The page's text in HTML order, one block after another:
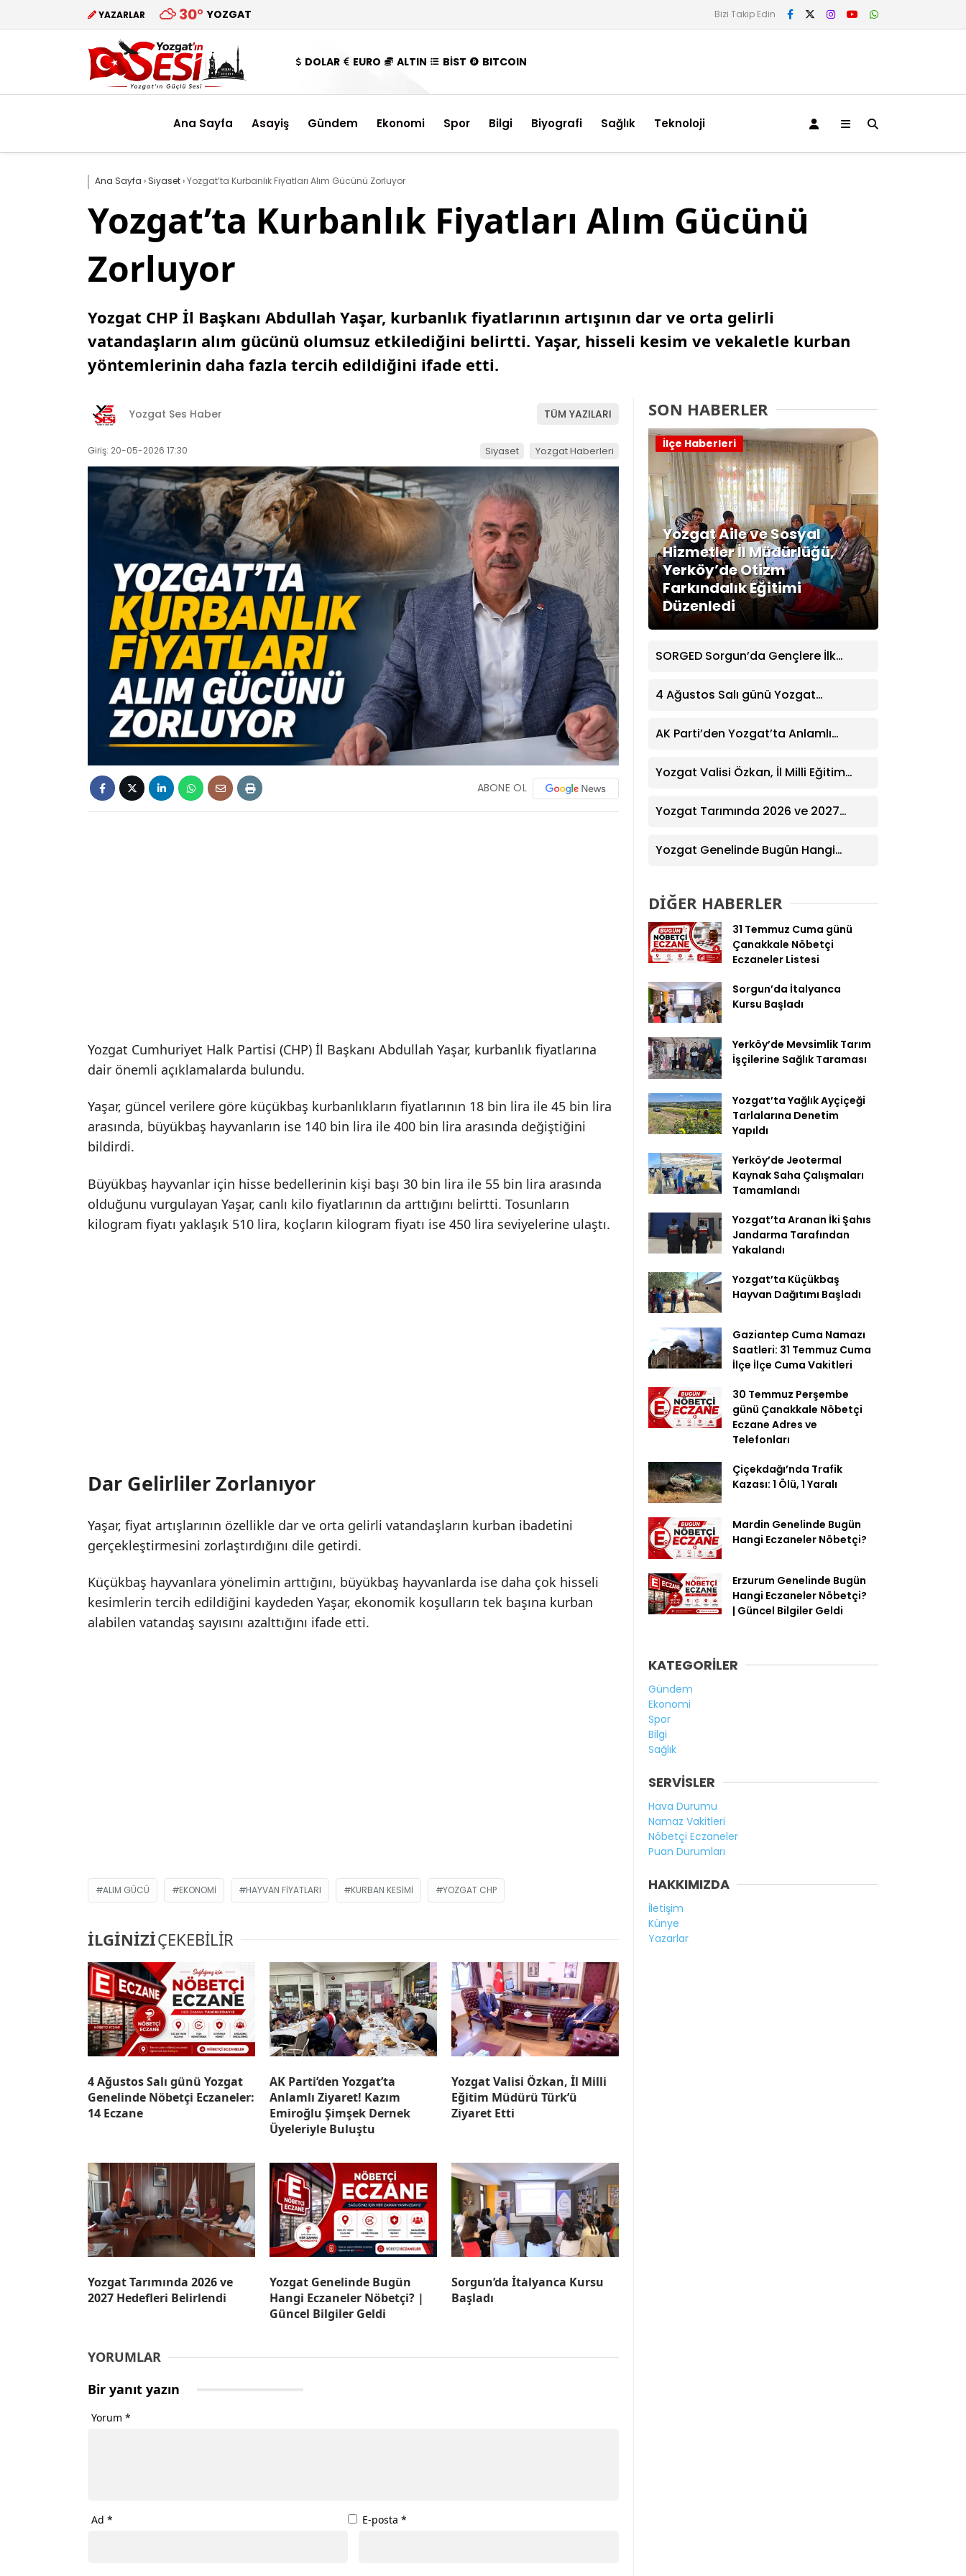
YAZARLAR 30° YOZGAT Bizi Takip Edin
DOLAR EURO ALTIN BİST BITCOIN
Ana Sayfa Asayiş Gündem Ekonomi Spor Bilgi Biyografi Sağlık Teknoloji
Ana Sayfa › Siyaset›Yozgat’ta Kurbanlık Fiyatları Alım Gücünü Zorluyor
Yozgat’ta Kurbanlık Fiyatları Alım Gücünü
Zorluyor
Yozgat CHP İl Başkanı Abdullah Yaşar, kurbanlık fiyatlarının artışının dar ve orta gelirli
vatandaşların alım gücünü olumsuz etkilediğini belirtti. Yaşar, hisseli kesim ve vekaletle kurban
yöntemlerinin daha fazla tercih edildiğini ifade etti.
Yozgat Ses Haber TÜM YAZILARI
Giriş: 20-05-2026 17:30 Siyaset Yozgat Haberleri
ABONE OL
Yozgat Cumhuriyet Halk Partisi (CHP) İl Başkanı Abdullah Yaşar, kurbanlık fiyatlarına
dair önemli açıklamalarda bulundu.
Yaşar, güncel verilere göre küçükbaş kurbanlıkların fiyatlarının 18 bin lira ile 45 bin lira
arasında, büyükbaş hayvanların ise 140 bin lira ile 400 bin lira arasında değiştiğini
bildirdi.
Büyükbaş hayvanlar için hisse bedellerinin kişi başı 30 bin lira ile 55 bin lira arasında
olduğunu vurgulayan Yaşar, canlı kilo fiyatlarının da arttığını belirtti. Tosunların
kilogram fiyatı yaklaşık 510 lira, koçların kilogram fiyatı ise 450 lira seviyelerine ulaştı.
Dar Gelirliler Zorlanıyor
Yaşar, fiyat artışlarının özellikle dar ve orta gelirli vatandaşların kurban ibadetini
gerçekleştirmesini zorlaştırdığını dile getirdi.
Küçükbaş hayvanlara yönelimin arttığını, büyükbaş hayvanlarda ise daha çok hisseli
kesimlerin tercih edildiğini kaydeden Yaşar, ekonomik koşulların tek başına kurban
alabilen vatandaş sayısını azalttığını ifade etti.
ALIM GÜCÜ EKONOMI HAYVAN FIYATLARI KURBAN KESIMI YOZGAT CHP
İLGİNİZİÇEKEBİLİR
4 Ağustos Salı günü Yozgat
Genelinde Nöbetçi Eczaneler:
14 Eczane
AK Parti’den Yozgat’ta
Anlamlı Ziyaret! Kazım
Emiroğlu Şimşek Dernek
Üyeleriyle Buluştu
Yozgat Valisi Özkan, İl Milli
Eğitim Müdürü Türk’ü
Ziyaret Etti
Yozgat Tarımında 2026 ve
2027 Hedefleri Belirlendi
Yozgat Genelinde Bugün
Hangi Eczaneler Nöbetçi? |
Güncel Bilgiler Geldi
Sorgun’da İtalyanca Kursu
Başladı
YORUMLAR
Bir yanıt yazın
Yorum *
Ad * E-posta *
SON HABERLER
Yozgat Aile ve Sosyal
Hizmetler İl Müdürlüğü,
Yerköy’de Otizm
Farkındalık Eğitimi
Düzenledi
İlçe Haberleri
SORGED Sorgun’da Gençlere İlk
4 Ağustos Salı günü Yozgat
Eczane
AK Parti’den Yozgat’ta Anlamlı
Dernek Üyeleriyle Buluştu
Yozgat Valisi Özkan, İl Milli Eğitim
Yozgat Tarımında 2026 ve 2027
Yozgat Genelinde Bugün Hangi
DİĞER HABERLER
31 Temmuz Cuma günü
Çanakkale Nöbetçi
Eczaneler Listesi
Sorgun’da İtalyanca
Kursu Başladı
Yerköy’de Mevsimlik Tarım
İşçilerine Sağlık Taraması
Yozgat’ta Yağlık Ayçiçeği
Tarlalarına Denetim
Yapıldı
Yerköy’de Jeotermal
Kaynak Saha Çalışmaları
Tamamlandı
Yozgat’ta Aranan İki Şahıs
Jandarma Tarafından
Yakalandı
Yozgat’ta Küçükbaş
Hayvan Dağıtımı Başladı
Gaziantep Cuma Namazı
Saatleri: 31 Temmuz Cuma
İlçe İlçe Cuma Vakitleri
30 Temmuz Perşembe
günü Çanakkale Nöbetçi
Eczane Adres ve
Telefonları
Çiçekdağı’nda Trafik
Kazası: 1 Ölü, 1 Yaralı
Mardin Genelinde Bugün
Hangi Eczaneler Nöbetçi?
Erzurum Genelinde Bugün
Hangi Eczaneler Nöbetçi?
| Güncel Bilgiler Geldi
KATEGORİLER
Gündem
Ekonomi
Spor
Bilgi
Sağlık
SERVİSLER
Hava Durumu
Namaz Vakitleri
Nöbetçi Eczaneler
Puan Durumları
HAKKIMIZDA
İletişim
Künye
Yazarlar